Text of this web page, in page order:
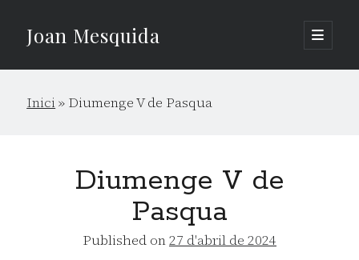
Joan Mesquida
open
primary
Sidebar
Inici » Diumenge V de Pasqua
Diumenge V de
Pasqua
Published on27 d'abril de 2024